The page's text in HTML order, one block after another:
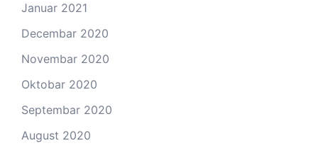
Januar 2021
Decembar 2020
Novembar 2020
Oktobar 2020
Septembar 2020
August 2020